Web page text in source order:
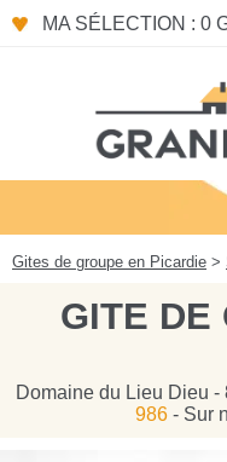
MA SÉLECTION : 0
Gites de groupe en Picardie >
GITE DE
Domaine du Lieu Dieu
986- Sur
Panneau de gestion des